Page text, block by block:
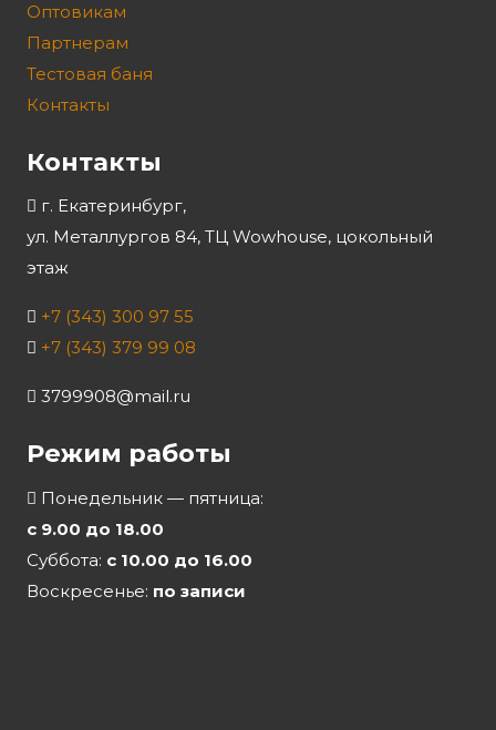
Оптовикам
Партнерам
Тестовая баня
Контакты
Контакты
г. Екатеринбург,
ул. Металлургов 84, ТЦ Wowhouse, цокольный
этаж
+7 (343) 300 97 55
+7 (343) 379 99 08
3799908@mail.ru
Режим работы
Понедельник — пятница:
с 9.00 до 18.00
Суббота: с 10.00 до 16.00
Воскресенье: по записи